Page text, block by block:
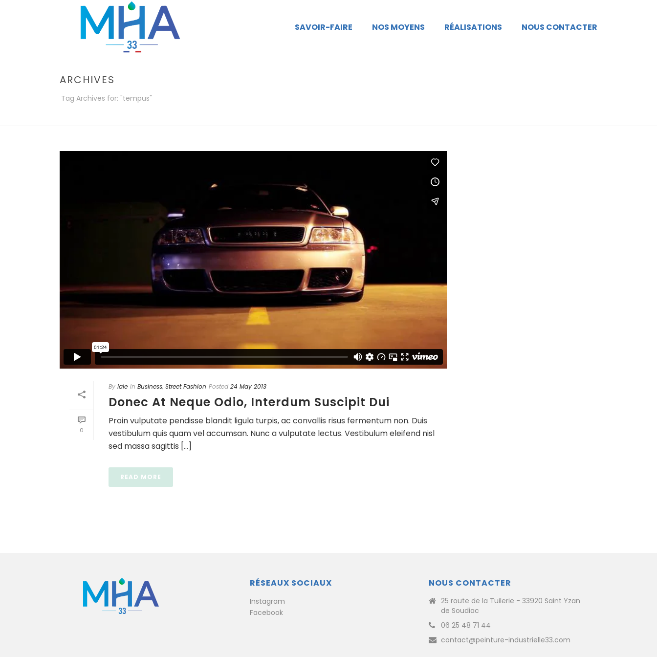
SAVOIR-FAIRE NOS MOYENS RÉALISATIONS NOUS CONTACTER
ARCHIVES
Tag Archives for: "tempus"
0
By lale In Business, Street Fashion Posted 24 May 2013
Donec At Neque Odio, Interdum Suscipit Dui
Proin vulputate pendisse blandit ligula turpis, ac convallis risus fermentum non. Duis
vestibulum quis quam vel accumsan. Nunc a vulputate lectus. Vestibulum eleifend nisl
sed massa sagittis [...]
READ MORE
RÉSEAUX SOCIAUX
Instagram
Facebook
NOUS CONTACTER
25 route de la Tuilerie - 33920 Saint Yzan
de Soudiac
06 25 48 71 44
contact@peinture-industrielle33.com